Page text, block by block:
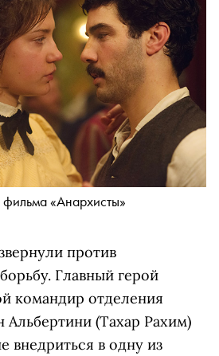
фильма «Анархисты»
против
Главный герой
командир отделения
(Тахар Рахим)
внедриться в одну из